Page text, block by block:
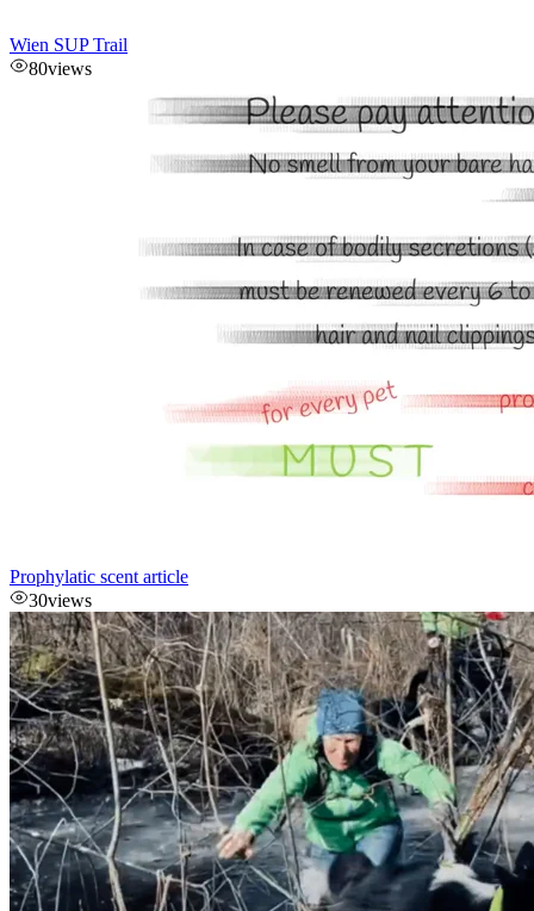
Wien SUP Trail
80views
Prophylatic scent article
30views